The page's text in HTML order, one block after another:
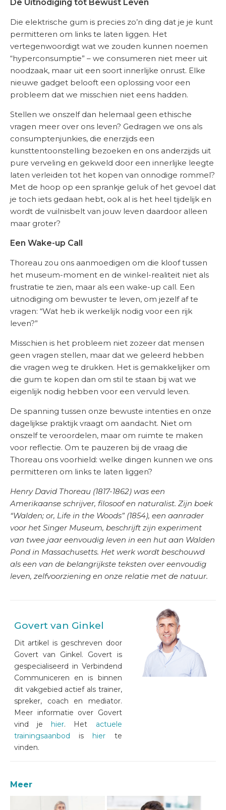
De Uitnodiging tot Bewust Leven
Die elektrische gum is precies zo’n ding dat je je kunt
permitteren om links te laten liggen. Het
vertegenwoordigt wat we zouden kunnen noemen
“hyperconsumptie” – we consumeren niet meer uit
noodzaak, maar uit een soort innerlijke onrust. Elke
nieuwe gadget belooft een oplossing voor een
probleem dat we misschien niet eens hadden.
Stellen we onszelf dan helemaal geen ethische
vragen meer over ons leven? Gedragen we ons als
consumptenjunkies, die enerzijds een
kunsttentoonstelling bezoeken en ons anderzijds uit
pure verveling en gekweld door een innerlijke leegte
laten verleiden tot het kopen van onnodige rommel?
Met de hoop op een sprankje geluk of het gevoel dat
je toch iets gedaan hebt, ook al is het heel tijdelijk en
wordt de vuilnisbelt van jouw leven daardoor alleen
maar groter?
Een Wake-up Call
Thoreau zou ons aanmoedigen om die kloof tussen
het museum-moment en de winkel-realiteit niet als
frustratie te zien, maar als een wake-up call. Een
uitnodiging om bewuster te leven, om jezelf af te
vragen: “Wat heb ik werkelijk nodig voor een rijk
leven?”
Misschien is het probleem niet zozeer dat mensen
geen vragen stellen, maar dat we geleerd hebben
die vragen weg te drukken. Het is gemakkelijker om
die gum te kopen dan om stil te staan bij wat we
eigenlijk nodig hebben voor een vervuld leven.
De spanning tussen onze bewuste intenties en onze
dagelijkse praktijk vraagt om aandacht. Niet om
onszelf te veroordelen, maar om ruimte te maken
voor reflectie. Om te pauzeren bij de vraag die
Thoreau ons voorhield: welke dingen kunnen we ons
permitteren om links te laten liggen?
Henry David Thoreau (1817-1862) was een
Amerikaanse schrijver, filosoof en naturalist. Zijn boek
“Walden; or, Life in the Woods” (1854), een aanrader
voor het Singer Museum, beschrijft zijn experiment
van twee jaar eenvoudig leven in een hut aan Walden
Pond in Massachusetts. Het werk wordt beschouwd
als een van de belangrijkste teksten over eenvoudig
leven, zelfvoorziening en onze relatie met de natuur.
Govert van Ginkel
Dit artikel is geschreven door
Govert van Ginkel. Govert is
gespecialiseerd in Verbindend
Communiceren en is binnen
dit vakgebied actief als trainer,
spreker, coach en mediator.
Meer informatie over Govert
vind je hier. Het actuele
trainingsaanbod is hier te
vinden.
Meer